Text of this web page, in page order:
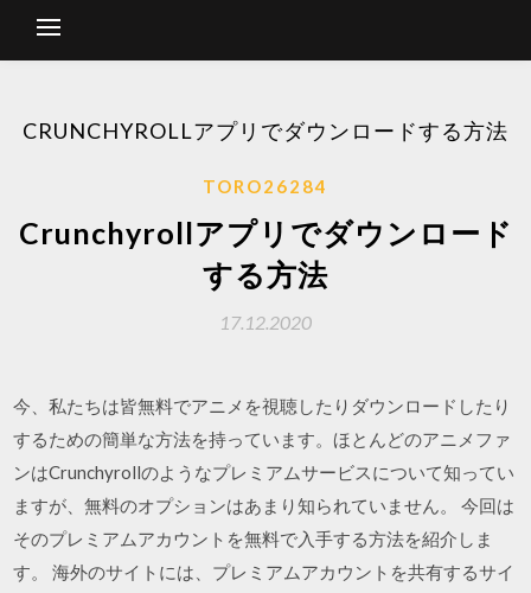
CRUNCHYROLLアプリでダウンロードする方法
TORO26284
Crunchyrollアプリでダウンロード
する方法
17.12.2020
今、私たちは皆無料でアニメを視聴したりダウンロードしたり
するための簡単な方法を持っています。ほとんどのアニメファ
ンはCrunchyrollのようなプレミアムサービスについて知ってい
ますが、無料のオプションはあまり知られていません。 今回は
そのプレミアムアカウントを無料で入手する方法を紹介しま
す。 海外のサイトには、プレミアムアカウントを共有するサイ